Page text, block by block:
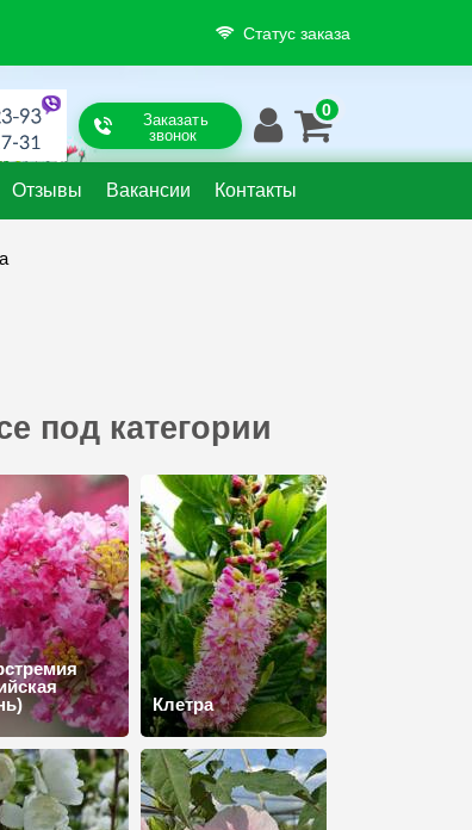
Статус заказа
Заказать
звонок
Отзывы Вакансии Контакты
под категории
Клетра